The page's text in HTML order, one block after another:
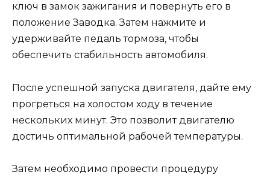
ключ в замок зажигания и повернуть его в
положение Заводка. Затем нажмите и
удерживайте педаль тормоза, чтобы
обеспечить стабильность автомобиля.
После успешной запуска двигателя, дайте ему
прогреться на холостом ходу в течение
нескольких минут. Это позволит двигателю
достичь оптимальной рабочей температуры.
Затем необходимо провести процедуру